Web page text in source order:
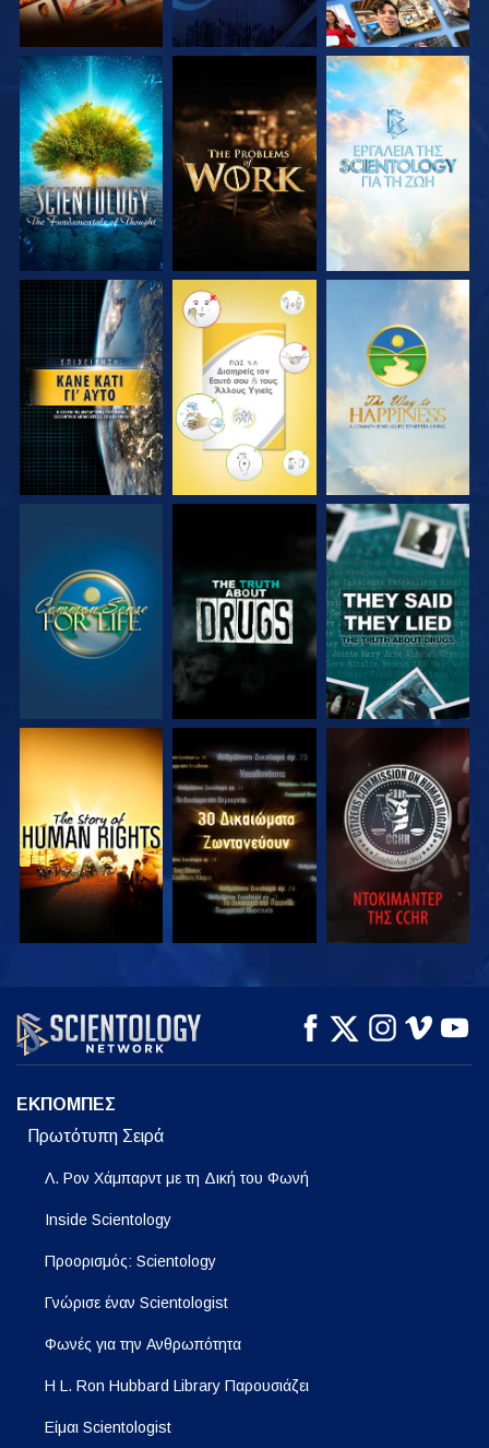
ΕΞΕΡΕΥΝΗΣΤΕ ΤΗ
ΣΕΙΡΑ
ΕΞΕΡΕΥΝΗΣΤΕ ΤΗ
ΣΕΙΡΑ
ΕΞΕΡΕΥΝΗΣΤΕ ΤΗ
ΣΕΙΡΑ
ΠΑΡΑΚΟΛΟΥΘΗΣΤΕ ΠΑΡΑΚΟΛΟΥΘΗΣΤΕ ΠΑΡΑΚΟΛΟΥΘΗΣΤΕ
ΠΑΡΑΚΟΛΟΥΘΗΣΤΕ ΠΑΡΑΚΟΛΟΥΘΗΣΤΕ ΠΑΡΑΚΟΛΟΥΘΗΣΤΕ
ΠΑΡΑΚΟΛΟΥΘΗΣΤΕ ΠΑΡΑΚΟΛΟΥΘΗΣΤΕ ΠΑΡΑΚΟΛΟΥΘΗΣΤΕ
ΠΑΡΑΚΟΛΟΥΘΗΣΤΕ ΠΑΡΑΚΟΛΟΥΘΗΣΤΕ
ΕΞΕΡΕΥΝΗΣΤΕ ΤΗ
ΣΕΙΡΑ
ΕΚΠΟΜΠΕΣ
Πρωτότυπη Σειρά
Λ. Ρον Χάμπαρντ με τη Δική του Φωνή
Inside Scientology
Προορισμός: Scientology
Γνώρισε έναν Scientologist
Φωνές για την Ανθρωπότητα
Η L. Ron Hubbard Library Παρουσιάζει
Είμαι Scientologist